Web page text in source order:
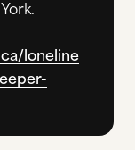
loneline